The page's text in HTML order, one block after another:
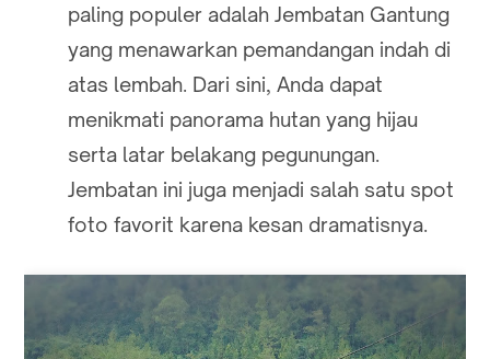
paling populer adalah Jembatan Gantung
yang menawarkan pemandangan indah di
atas lembah. Dari sini, Anda dapat
menikmati panorama hutan yang hijau
serta latar belakang pegunungan.
Jembatan ini juga menjadi salah satu spot
foto favorit karena kesan dramatisnya.